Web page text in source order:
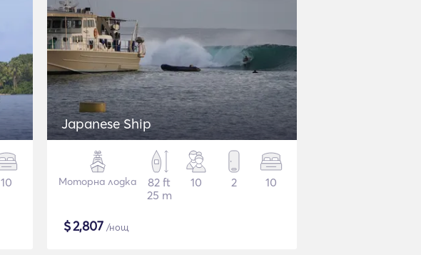
10
Japanese Ship
Моторна лодка
82 ft
25 m
10 2 10
$2,807 /нощ